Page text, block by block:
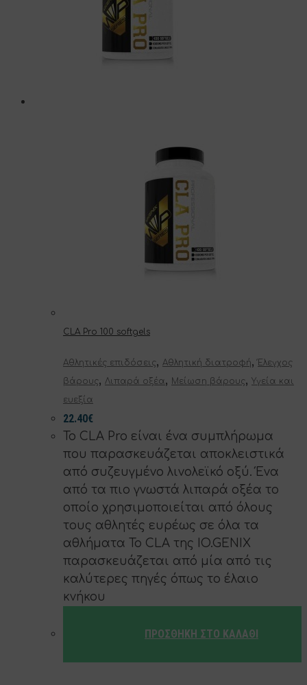
CLA Pro 100 softgels
Αθλητικές επιδόσεις, Αθλητική διατροφή,Έλεγχος
βάρους, Λιπαρά οξέα, Μείωση βάρους, Υγεία και
ευεξία
22.40€
Το CLA Pro είναι ένα συμπλήρωμα
που παρασκευάζεται αποκλειστικά
από συζευγμένο λινολεϊκό οξύ. Ένα
από τα πιο γνωστά λιπαρά οξέα το
οποίο χρησιμοποιείται από όλους
τους αθλητές ευρέως σε όλα τα
αθλήματα Το CLA της IO.GENIX
παρασκευάζεται από μία από τις
καλύτερες πηγές όπως το έλαιο
κνήκου
ΠΡΟΣΘΉΚΗ ΣΤΟ ΚΑΛΆΘΙ